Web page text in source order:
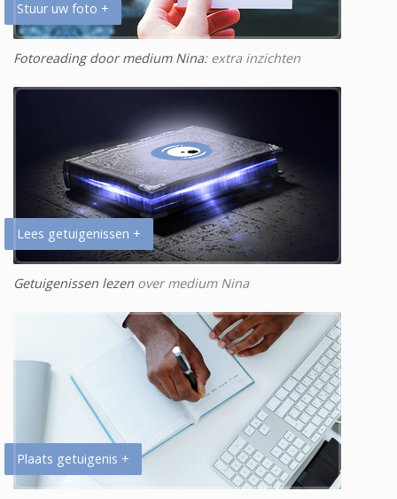
Stuur uw foto +
Fotoreading door medium Nina: extra inzichten
Lees getuigenissen +
Getuigenissen lezen over medium Nina
Plaats getuigenis +